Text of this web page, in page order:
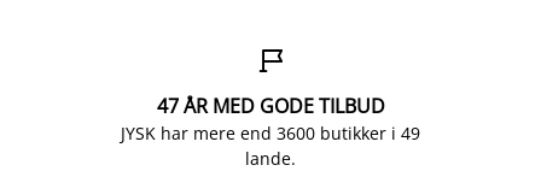

47 ÅR MED GODE TILBUD
JYSK har mere end 3600 butikker i 49
lande.